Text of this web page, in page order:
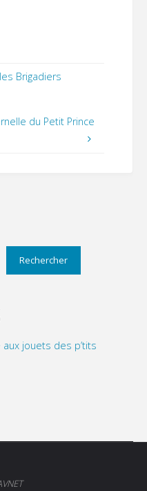
Brigadiers
du Petit Prince
Rechercher
jouets des p’tits